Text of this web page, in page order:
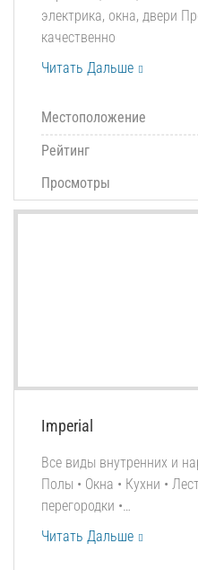
электрика, окна, двери
качественно
Читать Дальше
Местоположение
Рейтинг
Просмотры
Imperial
Все виды внутренних и
Полы • Окна • Кухни •
перегородки •…
Читать Дальше